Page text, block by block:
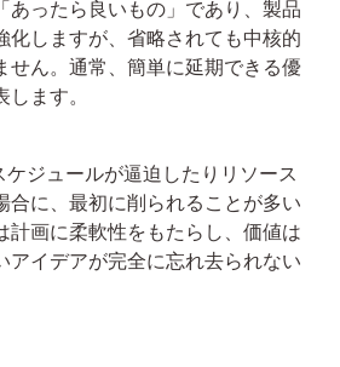
あったら良いもの」であり、製品
化しますが、省略されても中核的
せん。通常、簡単に延期できる優
ます。
ジュールが逼迫したりリソース
合に、最初に削られることが多い
計画に柔軟性をもたらし、価値は
アイデアが完全に忘れ去られない